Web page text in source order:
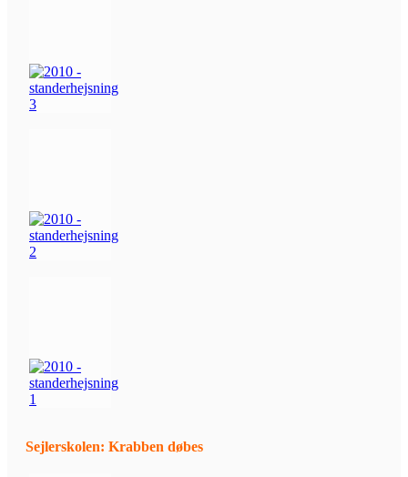
Sejlerskolen: Krabben døbes